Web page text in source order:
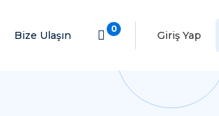
Bize Ulaşın
0
Giriş Yap